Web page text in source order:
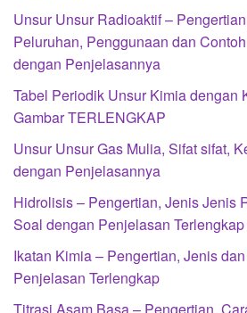
Unsur Unsur Radioaktif –
Peluruhan, Penggunaan dan
dengan Penjelasannya
Tabel Periodik Unsur Kimia dengan
Gambar TERLENGKAP
Unsur Unsur Gas Mulia, Sifat sifat,
dengan Penjelasannya
Hidrolisis – Pengertian, Jenis Jenis
Soal dengan Penjelasan Terlengkap
Ikatan Kimia – Pengertian, Jenis
Penjelasan Terlengkap
Titrasi Asam Basa – Pengertian,